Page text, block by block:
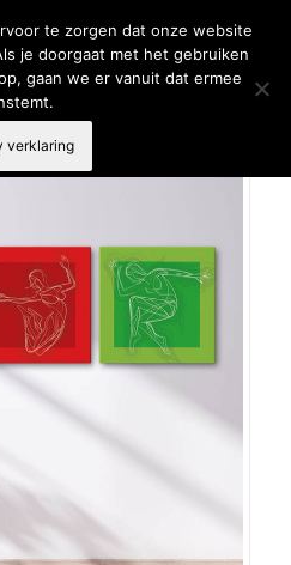
te zorgen dat onze website
je doorgaat met het gebruiken
gaan we er vanuit dat ermee
verklaring